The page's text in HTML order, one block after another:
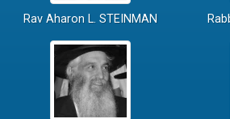
Rav Aharon L. STEINMAN